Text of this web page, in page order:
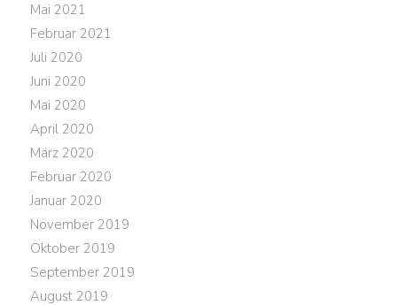
Mai 2021
Februar 2021
Juli 2020
Juni 2020
Mai 2020
April 2020
März 2020
Februar 2020
Januar 2020
November 2019
Oktober 2019
September 2019
August 2019